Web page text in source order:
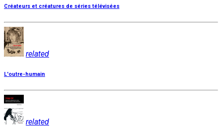
Créateurs et créatures de séries télévisées
related
L'outre-humain
related